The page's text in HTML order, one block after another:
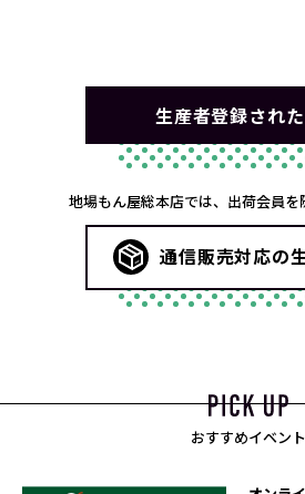
生産者登録され
地場もん屋総本店では、出荷会員
通信販売対応の
おすすめイベント